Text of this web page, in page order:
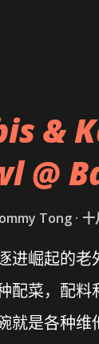
&
@
Tong 十
进崛起的
配菜，配料
就是各种